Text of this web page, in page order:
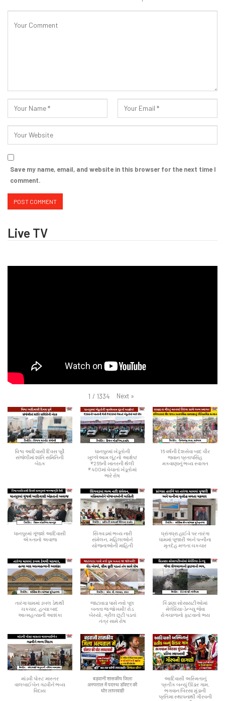
Save my name, email, and website in this browser for the next time I
comment.
Live TV
1 / 1334 Next »
વિશ્વ આદિવાસી દિવસ પૂર્વે
સંજેલીમાં શાંતિ સમિતિની
બેઠક
ધાનપુરમાં ખેડૂતોની
ખુલ્લેઆમ લૂંટનો આક્ષેપ!
₹266ની ખાતરની થેલી
₹400માં વેચાતાં ખેડૂતોમાં
ભારે રોષ
16 વર્ષની દેશસેવા બાદ વીર
જવાન પ્રતાપસિંહ
મકવાણાનું ભવ્ય સ્વાગત
ધાનપુરમાં ગૂંજશે આદિવાસી
એકતાનો અવાજ
સિંગવડમાં ભવ્ય નારી
સંમેલન, મહિલાઓને
યોજનાઓની માહિતી
ધ્રાંગધ્રા હાઈવે પર તારંગા
ધામમાં પૂજારી અને પત્નીના
મૃતદેહ મળતા ચકચાર
તારંગા ધામમાં ડબલ ડેથથી
ચકચાર, હત્યા બાદ
આત્મહત્યાની આશંકા
જાટાવાડા પાસે નવો પૂલ
બનતા જ જોખમી! રોડ
બેસ્યો, ગ્રીલ છૂટી પડતાં
તંત્ર સામે રોષ
કિડાણા સોસાયટીઓમાં
મેલેરિયા-ડેન્ગ્યુ જેવા
રોગચાળાનો ફાટવાનો ભય
માંડવી પોસ્ટ માસ્તર
વાલબાઈબેન ગઢવીને ભવ્ય
વિદાય
बड़वानी शासकीय जिला
अस्पताल में पदस्थ डॉक्टर की
घोर लापरवाही
આદિવાસી અસ્મિતાનું
પ્રતીક બન્યું ઊંડાર ગામ,
ભગવાન બિરસા મુંડાની
પ્રતિમા સ્થાપનાથી ગૌરવની